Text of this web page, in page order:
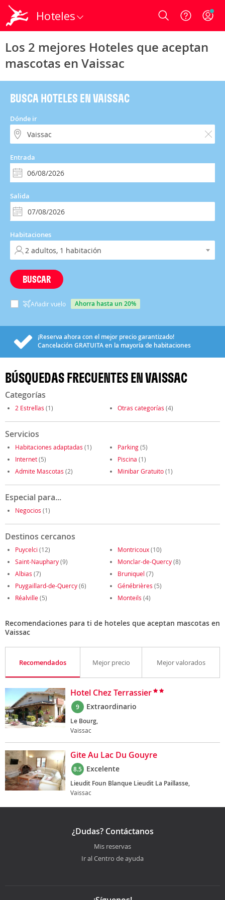
Hoteles Login
Los 2 mejores Hoteles que aceptan
mascotas en Vaissac
BUSCA HOTELES EN VAISSAC
Dónde ir
Entrada
Salida
Habitaciones
BUSCAR
Añadir vuelo ahorra hasta un 20%
¡Reserva ahora con el mejor precio garantizado!
Cancelación GRATUITAen la mayoría de habitaciones
BÚSQUEDAS FRECUENTES EN VAISSAC
Categorías
2 Estrellas (1) Otras categorías (4)
Servicios
Habitaciones adaptadas (1) Parking(5)
Internet(5) Piscina (1)
Admite Mascotas (2) Minibar Gratuito(1)
Especial para...
Negocios (1)
Destinos cercanos
Puycelci (12) Montricoux(10)
Saint-Nauphary(9) Monclar-de-Quercy(8)
Albias (7) Bruniquel (7)
Puygaillard-de-Quercy(6) Génébrières (5)
Réalville(5) Monteils (4)
Recomendaciones para ti de hoteles que aceptan mascotas en
Vaissac
Recomendados Mejor precio Mejor valorados
Hotel Chez Terrassier
9 Extraordinario
Le Bourg,
Vaissac
Gite Au Lac Du Gouyre
8.5 Excelente
Lieudit Foun Blanque Lieudit La Paillasse,
Vaissac
¿Dudas? Contáctanos
Mis reservas
Ir al Centro de ayuda